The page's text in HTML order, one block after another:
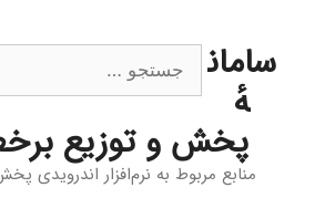
سامان
هٔ
پخش و توزیع
منابع مربوط به نرم‌افزار اندرویدی